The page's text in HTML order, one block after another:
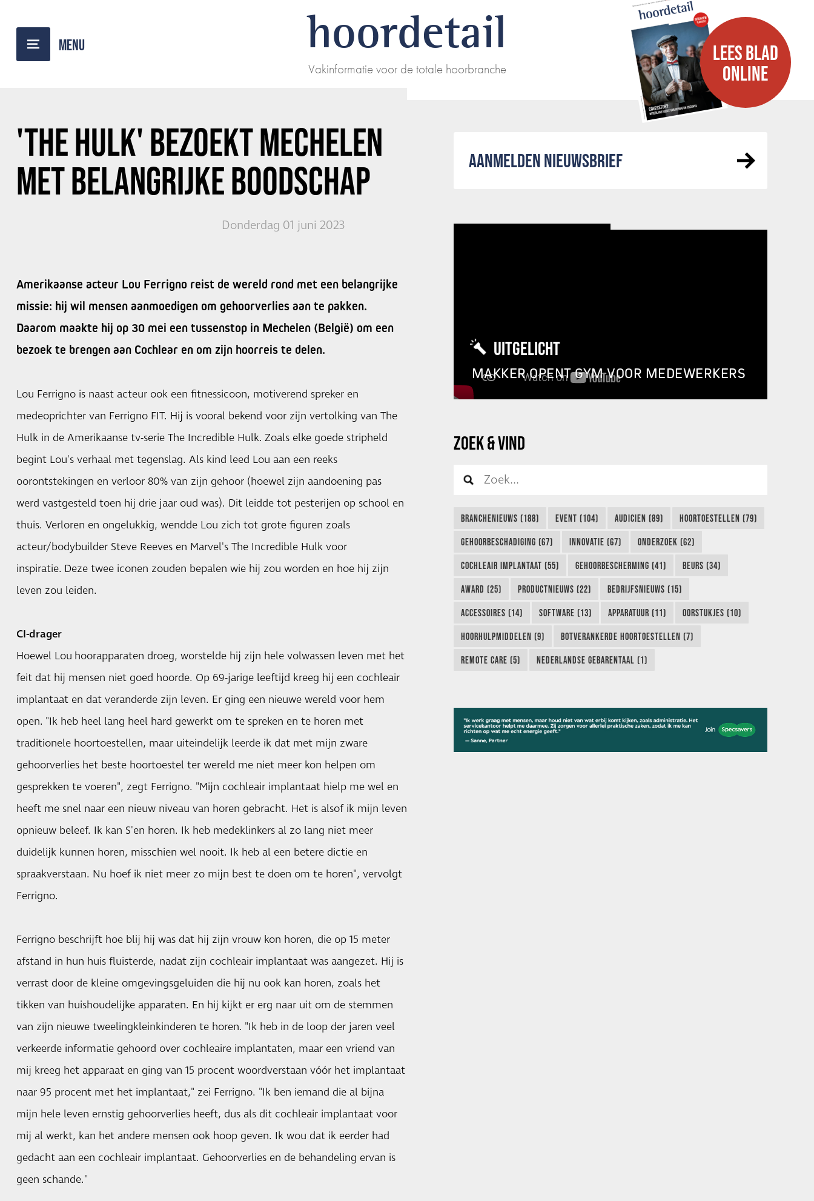
hoordetail
Vakinformatie voor de totale hoorbranche
LEES BLAD
ONLINE
'THE HULK'BEZOEKT MECHELEN
MET BELANGRIJKE BOODSCHAP
Donderdag 01 juni 2023
Amerikaanse acteur Lou Ferrigno reist de wereld rond met een belangrijke
missie: hij wil mensen aanmoedigen om gehoorverlies aan te pakken.
Daarom maakte hij op 30 mei een tussenstop in Mechelen (België) om een
bezoek te brengen aan Cochlear en om zijn hoorreis te delen.
Lou Ferrigno is naast acteur ook een fitnessicoon, motiverend spreker en
medeoprichter van Ferrigno FIT. Hij is vooral bekend voor zijn vertolking van The
Hulk in de Amerikaanse tv-serie The Incredible Hulk. Zoals elke goede stripheld
begint Lou's verhaal met tegenslag. Als kind leed Lou aan een reeks
oorontstekingen en verloor 80% van zijn gehoor (hoewel zijn aandoening pas
werd vastgesteld toen hij drie jaar oud was). Dit leidde tot pesterijen op school en
thuis. Verloren en ongelukkig, wendde Lou zich tot grote figuren zoals
acteur/bodybuilder Steve Reeves en Marvel's The Incredible Hulk voor
inspiratie. Deze twee iconen zouden bepalen wie hij zou worden en hoe hij zijn
leven zou leiden.
CI-drager
Hoewel Lou hoorapparaten droeg, worstelde hij zijn hele volwassen leven met het
feit dat hij mensen niet goed hoorde. Op 69-jarige leeftijd kreeg hij een cochleair
implantaat en dat veranderde zijn leven. Er ging een nieuwe wereld voor hem
open. "Ik heb heel lang heel hard gewerkt om te spreken en te horen met
traditionele hoortoestellen, maar uiteindelijk leerde ik dat met mijn zware
gehoorverlies het beste hoortoestel ter wereld me niet meer kon helpen om
gesprekken te voeren", zegt Ferrigno. "Mijn cochleair implantaat hielp me wel en
heeft me snel naar een nieuw niveau van horen gebracht. Het is alsof ik mijn leven
opnieuw beleef. Ik kan S'en horen. Ik heb medeklinkers al zo lang niet meer
duidelijk kunnen horen, misschien wel nooit. Ik heb al een betere dictie en
spraakverstaan. Nu hoef ik niet meer zo mijn best te doen om te horen", vervolgt
Ferrigno.
Ferrigno beschrijft hoe blij hij was dat hij zijn vrouw kon horen, die op 15 meter
afstand in hun huis fluisterde, nadat zijn cochleair implantaat was aangezet. Hij is
verrast door de kleine omgevingsgeluiden die hij nu ook kan horen, zoals het
tikken van huishoudelijke apparaten. En hij kijkt er erg naar uit om de stemmen
van zijn nieuwe tweelingkleinkinderen te horen. "Ik heb in de loop der jaren veel
verkeerde informatie gehoord over cochleaire implantaten, maar een vriend van
mij kreeg het apparaat en ging van 15 procent woordverstaan vóór het implantaat
naar 95 procent met het implantaat," zei Ferrigno. "Ik ben iemand die al bijna
mijn hele leven ernstig gehoorverlies heeft, dus als dit cochleair implantaat voor
mij al werkt, kan het andere mensen ook hoop geven. Ik wou dat ik eerder had
gedacht aan een cochleair implantaat. Gehoorverlies en de behandeling ervan is
geen schande."
AANMELDEN NIEUWSBRIEF
UITGELICHT
MAKKER OPENT GYM VOOR MEDEWERKERS
ZOEK & VIND
BRANCHENIEUWS (188) EVENT (104) AUDICIEN (89) HOORTOESTELLEN (79)
GEHOORBESCHADIGING (67) INNOVATIE (67) ONDERZOEK (62)
COCHLEAIR IMPLANTAAT (55) GEHOORBESCHERMING (41) BEURS (34)
AWARD (25) PRODUCTNIEUWS (22) BEDRIJFSNIEUWS (15)
ACCESSOIRES (14) SOFTWARE (13) APPARATUUR (11) OORSTUKJES (10)
HOORHULPMIDDELEN (9) BOTVERANKERDE HOORTOESTELLEN (7)
REMOTE CARE (5) NEDERLANDSE GEBARENTAAL (1)